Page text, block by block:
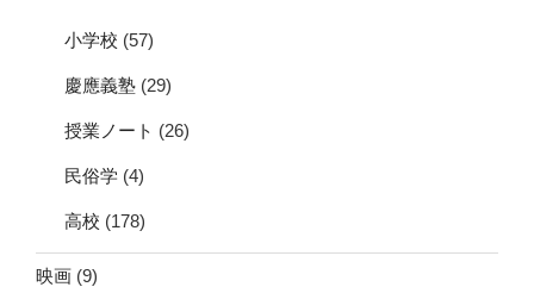
小学校 (57)
慶應義塾 (29)
授業ノート (26)
民俗学 (4)
高校 (178)
映画 (9)